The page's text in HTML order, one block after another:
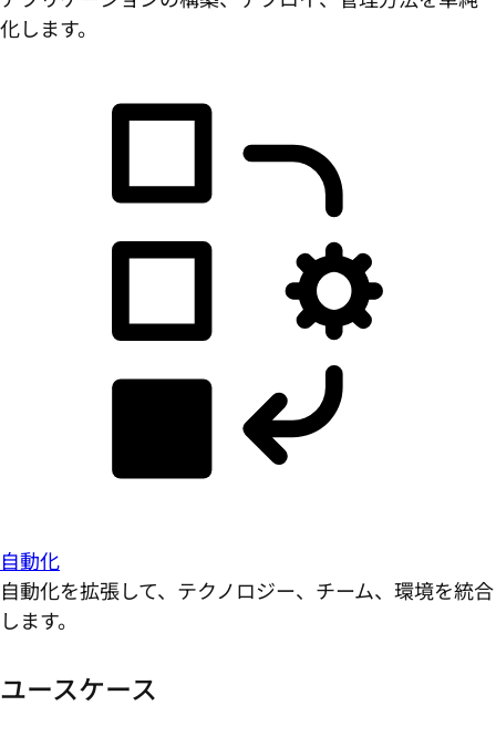
化します。
自動化
自動化を拡張して、テクノロジー、チーム、環境を統合
します。
ユースケース